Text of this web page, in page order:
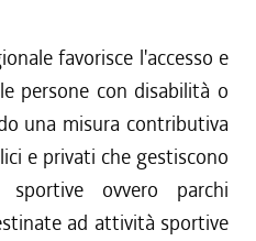
favorisce l'accesso e
persone con disabilità o
una misura contributiva
e privati che gestiscono
ovvero parchi
ad attività sportive